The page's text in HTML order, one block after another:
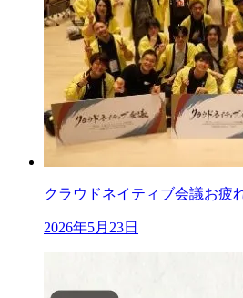
クラウドネイティブ会議お疲
2026年5月23日